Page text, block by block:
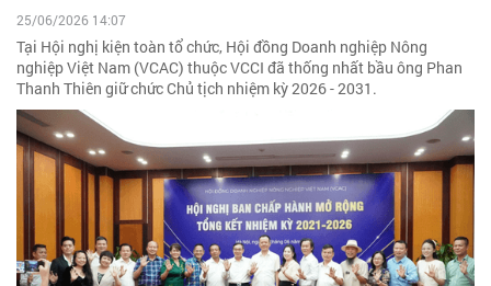
25/06/2026 14:07
Tại Hội nghị kiện toàn tổ chức, Hội đồng Doanh nghiệp Nông
nghiệp Việt Nam (VCAC) thuộc VCCI đã thống nhất bầu ông Phan
Thanh Thiên giữ chức Chủ tịch nhiệm kỳ 2026 - 2031.